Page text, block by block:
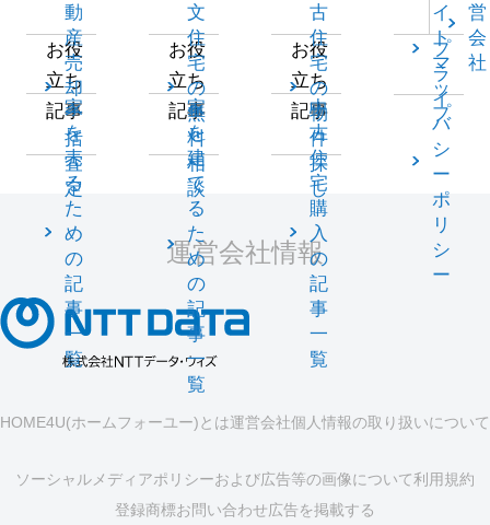
動
産
売
却
一
括
査
定
お役
立ち
記事
家
を
売
る
た
め
の
記
事
一
覧
文
住
宅
の
無
料
相
談
お役
立ち
記事
家
を
建
て
る
た
め
の
記
事
一
覧
古
住
宅
の
物
件
探
し
お役
立ち
記事
中
古
住
宅
購
入
の
記
事
一
覧
イ
ト
マ
ッ
プ
営
会
社
プ
ラ
イ
バ
シ
ー
ポ
リ
シ
ー
運営会社情報
HOME4U(ホームフォーユー)とは運営会社個人情報の取り扱いについて
ソーシャルメディアポリシーおよび広告等の画像について利用規約
登録商標お問い合わせ広告を掲載する